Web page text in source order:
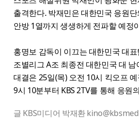
출격한다. 박재민은 대한민국 응원
안방 1열까지 생생하게 전파할 예정
홍명보 감독이 이끄는 대한민국 대
조별리그 A조 최종전 대한민국 대
대결은 25일(목) 오전 10시 킥오프
9시 10분부터 KBS 2TV를 통해 응원
글 KBS미디어 박재환